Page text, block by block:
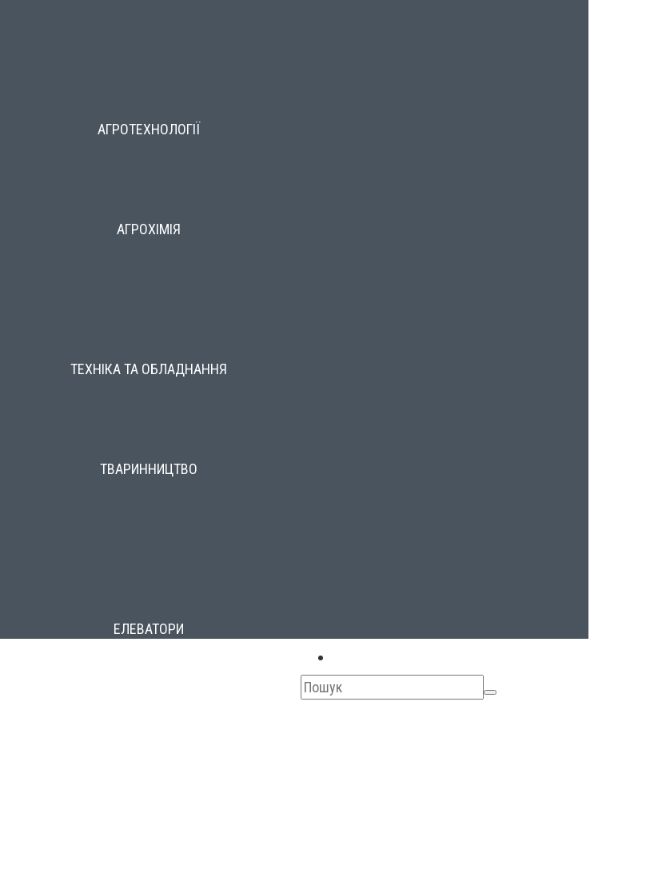
АГРОТЕХНОЛОГІЇ
АГРОХІМІЯ
ТЕХНІКА ТА ОБЛАДНАННЯ
ТВАРИННИЦТВО
ЕЛЕВАТОРИ